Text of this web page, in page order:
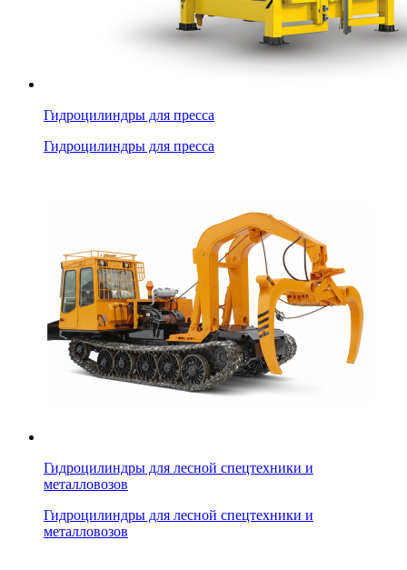
Гидроцилиндры для пресса
Гидроцилиндры для пресса
Гидроцилиндры для лесной спецтехники и
металловозов
Гидроцилиндры для лесной спецтехники и
металловозов